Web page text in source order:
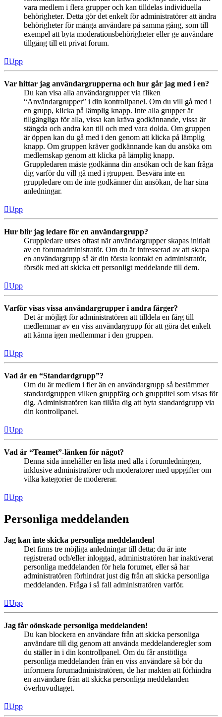
vara medlem i flera grupper och kan tilldelas individuella
behörigheter. Detta gör det enkelt för administratörer att ändra
behörigheter för många användare på samma gång, som till
exempel att byta moderationsbehörigheter eller ge användare
tillgång till ett privat forum.
Upp
Var hittar jag användargrupperna och hur går jag med i en?
Du kan visa alla användargrupper via fliken
“Användargrupper” i din kontrollpanel. Om du vill gå med i
en grupp, klicka på lämplig knapp. Inte alla grupper är
tillgängliga för alla, vissa kan kräva godkännande, vissa är
stängda och andra kan till och med vara dolda. Om gruppen
är öppen kan du gå med i den genom att klicka på lämplig
knapp. Om gruppen kräver godkännande kan du ansöka om
medlemskap genom att klicka på lämplig knapp.
Gruppledaren måste godkänna din ansökan och de kan fråga
dig varför du vill gå med i gruppen. Besvära inte en
gruppledare om de inte godkänner din ansökan, de har sina
anledningar.
Upp
Hur blir jag ledare för en användargrupp?
Gruppledare utses oftast när användargrupper skapas initialt
av en forumadministratör. Om du är intresserad av att skapa
en användargrupp så är din första kontakt en administratör,
försök med att skicka ett personligt meddelande till dem.
Upp
Varför visas vissa användargrupper i andra färger?
Det är möjligt för administratören att tilldela en färg till
medlemmar av en viss användargrupp för att göra det enkelt
att känna igen medlemmar i den gruppen.
Upp
Vad är en “Standardgrupp”?
Om du är medlem i fler än en användargrupp så bestämmer
standardgruppen vilken gruppfärg och grupptitel som visas för
dig. Administratören kan tillåta dig att byta standardgrupp via
din kontrollpanel.
Upp
Vad är “Teamet”-länken för något?
Denna sida innehåller en lista med alla i forumledningen,
inklusive administratörer och moderatorer med uppgifter om
vilka kategorier de modererar.
Upp
Personliga meddelanden
Jag kan inte skicka personliga meddelanden!
Det finns tre möjliga anledningar till detta; du är inte
registrerad och/eller inloggad, administratören har inaktiverat
personliga meddelanden för hela forumet, eller så har
administratören förhindrat just dig från att skicka personliga
meddelanden. Fråga i så fall administratören varför.
Upp
Jag får oönskade personliga meddelanden!
Du kan blockera en användare från att skicka personliga
användare till dig genom att använda meddelanderegler som
du ställer in i din kontrollpanel. Om du får anstötliga
personliga meddelanden från en viss användare så bör du
informera forumadministratören, de har makten att förhindra
en användare från att skicka personliga meddelanden
överhuvudtaget.
Upp